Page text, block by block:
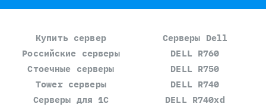
Купить сервер
Российские серверы
Стоечные серверы
Tower серверы
Серверы для 1С
Серверы Dell
DELL R760
DELL R750
DELL R740
DELL R740xd